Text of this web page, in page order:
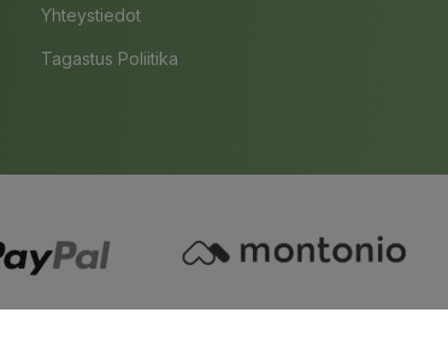
Yhteystiedot
Tagastus Poliitika